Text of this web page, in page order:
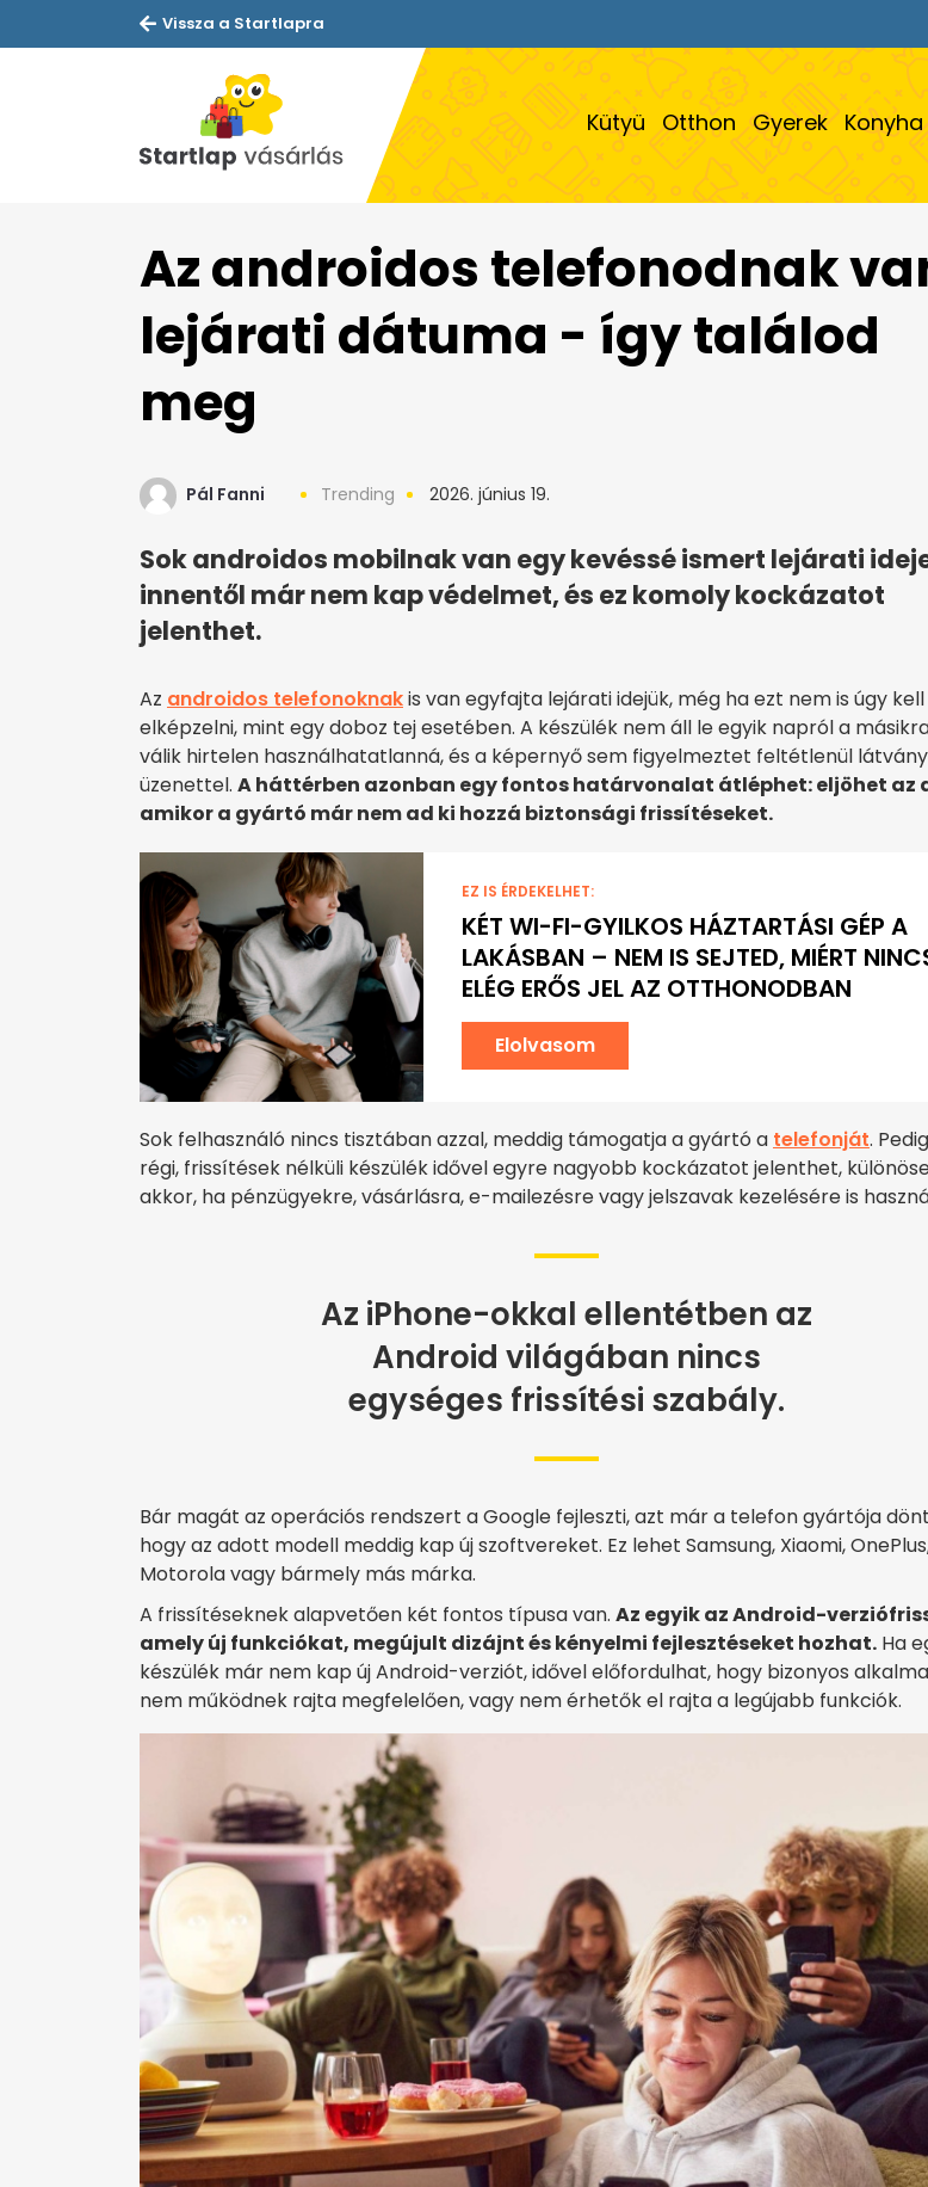
Vissza a Startlapra
Kütyü Otthon Gyerek Konyha
Az androidos telefonodnak
lejárati dátuma - így találod
meg
Pál Fanni Trending 2026. június 19.
Sok androidos mobilnak van egy kevéssé ismert lejárati
innentől már nem kap védelmet, és ez komoly kockázatot
jelenthet.
Az androidos telefonoknakis van egyfajta lejárati idejük, még ha ezt nem is úgy kell
elképzelni, mint egy doboz tej esetében. A készülék nem áll le egyik napról a
válik hirtelen használhatatlanná, és a képernyő sem figyelmeztet feltétlenül
üzenettel. A háttérben azonban egy fontos határvonalat átléphet: eljöhet az
amikor a gyártó már nem ad ki hozzá biztonsági frissítéseket.
EZ IS ÉRDEKELHET:
KÉT WI-FI-GYILKOS HÁZTARTÁSI GÉP A
LAKÁSBAN – NEM IS SEJTED, MIÉRT
ELÉG ERŐS JEL AZ OTTHONODBAN
Elolvasom
Sok felhasználó nincs tisztában azzal, meddig támogatja a gyártó a telefonját.
régi, frissítések nélküli készülék idővel egyre nagyobb kockázatot jelenthet,
akkor, ha pénzügyekre, vásárlásra, e-mailezésre vagy jelszavak kezelésére is
Az iPhone-okkal ellentétben az
Android világában nincs
egységes frissítési szabály.
Bár magát az operációs rendszert a Google fejleszti, azt már a telefon gyártója
hogy az adott modell meddig kap új szoftvereket. Ez lehet Samsung, Xiaomi,
Motorola vagy bármely más márka.
A frissítéseknek alapvetően két fontos típusa van. Az egyik az Android-
amely új funkciókat, megújult dizájnt és kényelmi fejlesztéseket hozhat. Ha
készülék már nem kap új Android-verziót, idővel előfordulhat, hogy bizonyos
nem működnek rajta megfelelően, vagy nem érhetők el rajta a legújabb funkciók.